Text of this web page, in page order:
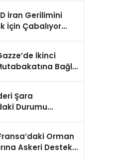
İran Gerilimini
İçin Çabalıyor
İkinci
Bağlı
Şara
Durumu
Orman
Askeri Destek